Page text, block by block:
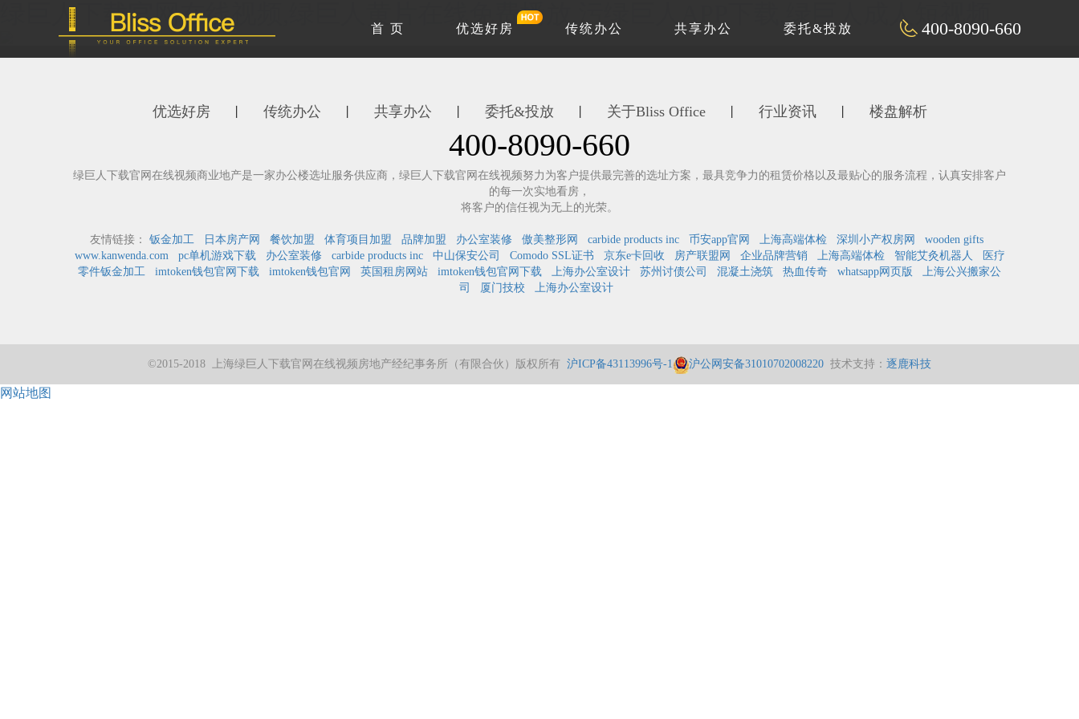
绿巨人下载官网在线视频,绿巨人黄片在线免费播放,污绿巨人APP下载,绿巨人成人短视频
400-8090-660
首 页 优选好房 传统办公 共享办公 委托&投放
优选好房 传统办公 共享办公 委托&投放 关于Bliss Office 行业资讯 楼盘解析
400-8090-660
绿巨人下载官网在线视频商业地产是一家办公楼选址服务供应商，绿巨人下载官网在线视频努力为客户提供最完善的选址方案，最具竞争力的租赁价格以及最贴心的服务流程，认真安排客户
的每一次实地看房，
将客户的信任视为无上的光荣。
友情链接： 钣金加工 日本房产网 餐饮加盟 体育项目加盟 品牌加盟 办公室装修 傲美整形网 carbide products inc 币安app官网 上海高端体检 深圳小产权房网
wooden gifts
www.kanwenda.com
pc单机游戏下载 办公室装修 carbide products inc 中山保安公司 Comodo SSL证书 京东e卡回收 房产联盟网 企业品牌营销 上海高端体检 智能艾灸机器人
医疗
零件钣金加工
imtoken钱包官网下载 imtoken钱包官网 英国租房网站 imtoken钱包官网下载 上海办公室设计 苏州讨债公司 混凝土浇筑 热血传奇 whatsapp网页版
上海公兴搬家公
司
厦门技校 上海办公室设计
©2015-2018 上海绿巨人下载官网在线视频房地产经纪事务所（有限合伙）版权所有 沪ICP备43113996号-1 沪公网安备31010702008220 技术支持： 逐鹿科技
网站地图